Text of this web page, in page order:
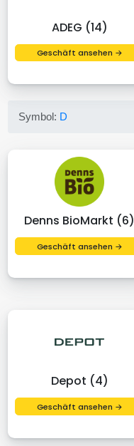
ADEG (14)
Geschäft ansehen →
Symbol: D
Denns BioMarkt (6)
Geschäft ansehen →
Depot (4)
Geschäft ansehen →